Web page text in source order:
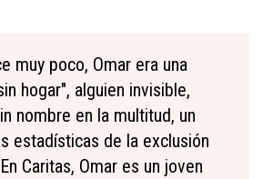
muy poco, Omar era una
hogar", alguien invisible,
nombre en la multitud, un
estadísticas de la exclusión
Caritas, Omar es un joven